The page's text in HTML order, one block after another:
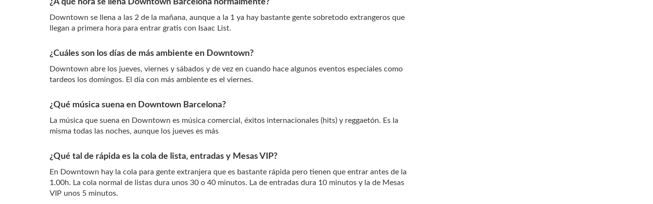
¿A qué hora se llena Downtown Barcelona normalmente?
Downtown se llena a las 2 de la mañana, aunque a la 1 ya hay bastante gente sobretodo extrangeros que
llegan a primera hora para entrar gratis con Isaac List.
¿Cuáles son los días de más ambiente en Downtown?
Downtown abre los jueves, viernes y sábados y de vez en cuando hace algunos eventos especiales como
tardeos los domingos. El día con más ambiente es el viernes.
¿Qué música suena en Downtown Barcelona?
La música que suena en Downtown es música comercial, éxitos internacionales (hits) y reggaetón. Es la
misma todas las noches, aunque los jueves es más
¿Qué tal de rápida es la cola de lista, entradas y Mesas VIP?
En Downtown hay la cola para gente extranjera que es bastante rápida pero tienen que entrar antes de la
1.00h. La cola normal de listas dura unos 30 o 40 minutos. La de entradas dura 10 minutos y la de Mesas
VIP unos 5 minutos.